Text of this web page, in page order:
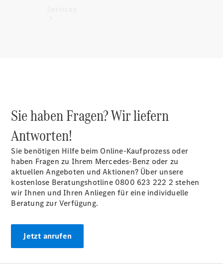
Ladelösungen
Servicetermin
vereinbaren
Service &
Reparatur
Pannen- &
Schadenhilfe
Miete
Mercedes-
Benz Apps
Sie haben Fragen? Wir liefern
Antworten!
Sie benötigen Hilfe beim Online-Kaufprozess oder
haben Fragen zu Ihrem Mercedes-Benz oder zu
aktuellen Angeboten und Aktionen? Über unsere
kostenlose Beratungshotline 0800 623 222 2 stehen
wir Ihnen und Ihren Anliegen für eine individuelle
Beratung zur Verfügung.
Jetzt anrufen